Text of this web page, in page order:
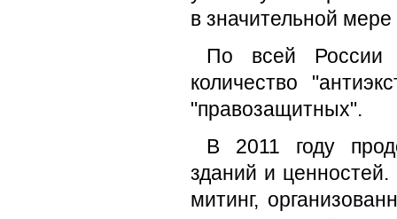
в значительной
По всей России
количество
"правозащитных".
В 2011 году
зданий и
митинг,